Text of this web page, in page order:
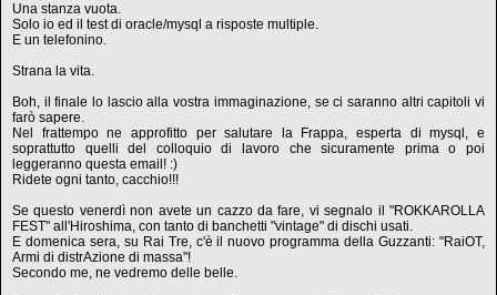
Una stanza vuota.
Solo io ed il test di oracle/mysql a risposte multiple.
E un telefonino.
Strana la vita.
Boh, il finale lo lascio alla vostra immaginazione, se ci saranno altri capitoli vi
farò sapere.
Nel frattempo ne approfitto per salutare la Frappa, esperta di mysql, e
soprattutto quelli del colloquio di lavoro che sicuramente prima o poi
leggeranno questa email! :)
Ridete ogni tanto, cacchio!!!
Se questo venerdì non avete un cazzo da fare, vi segnalo il "ROKKAROLLA
FEST" all'Hiroshima, con tanto di banchetti "vintage" di dischi usati.
E domenica sera, su Rai Tre, c'è il nuovo programma della Guzzanti: "RaiOT,
Armi di distrAzione di massa"!
Secondo me, ne vedremo delle belle.